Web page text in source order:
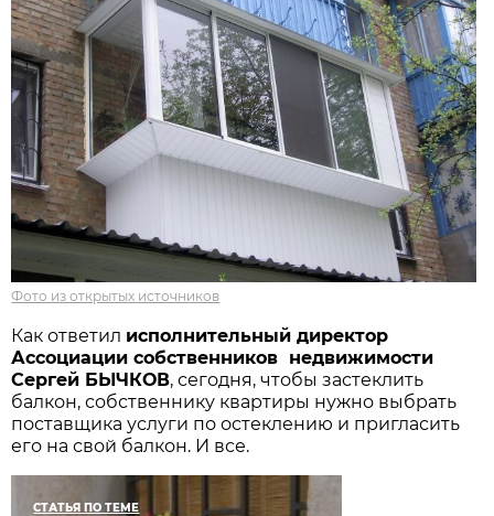
Фото из открытых источников
Как ответил исполнительный директор
Ассоциации собственников недвижимости
Сергей БЫЧКОВ, сегодня, чтобы застеклить
балкон, собственнику квартиры нужно выбрать
поставщика услуги по остеклению и пригласить
его на свой балкон. И все.
СТАТЬЯ ПО ТЕМЕ